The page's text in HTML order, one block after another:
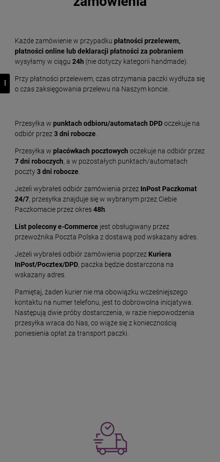
Każde zamówienie w przypadku płatności przelewem,
płatności online lub deklaracji płatności za pobraniem
wysyłamy w ciągu 24h (nie dotyczy kategorii handmade).
Przy płatności przelewem, czas otrzymania paczki wydłuża się
o czas zaksięgowania przelewu na Naszym koncie.
Przesyłka w punktach odbioru/automatach DPDoczekuje na
odbiór przez 3 dni robocze
Przesyłka w placówkach pocztowych oczekuje na odbiór przez
7 dni roboczych, a w pozostałych punktach/automatach
poczty3 dni robocze
Jeżeli wybrałeś odbiór zamówienia przez InPost Paczkomat
24/7, przesyłka znajduje się w wybranym przez Ciebie
Paczkomacie przez okres48h
List polecony e-Commerce jest obsługiwany przez
przewoźnika Poczta Polska z dostawą pod wskazany adres.
Jeżeli wybrałeś odbiór zamówienia poprzez Kuriera
InPost/Pocztex/DPD, paczka będzie dostarczona na
wskazany adres.
Pamiętaj, żaden kurier nie ma obowiązku wcześniejszego
kontaktu na numer telefonu, jest to dobrowolna inicjatywa.
Następują dwie próby dostarczenia, w razie niepowodzenia
przesyłka wraca do Nas, co wiąże się z koniecznością
poniesienia opłat za transport paczki.